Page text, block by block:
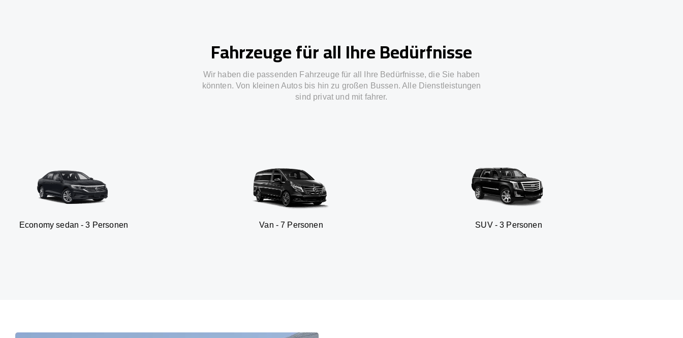
Fahrzeuge für all Ihre Bedürfnisse
Wir haben die passenden Fahrzeuge für all Ihre Bedürfnisse, die Sie haben
könnten. Von kleinen Autos bis hin zu großen Bussen. Alle Dienstleistungen
sind privat und mit fahrer.
- 3 Personen Van - 7 Personen SUV - 3 Personen